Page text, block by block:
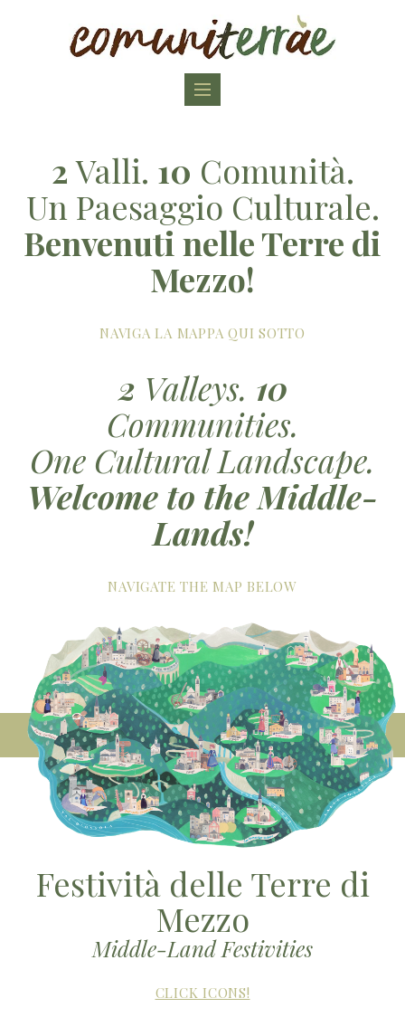
Toggle
2Valli. 10 Comunità.
Un Paesaggio Culturale.
Benvenuti nelle Terre di
Mezzo!
NAVIGA LA MAPPA QUI SOTTO
2 Valleys. 10
Communities.
One Cultural Landscape.
Welcome to the Middle-
Lands!
NAVIGATE THE MAP BELOW
Festività delle Terre di
Mezzo
Middle-Land Festivities
CLICK ICONS!